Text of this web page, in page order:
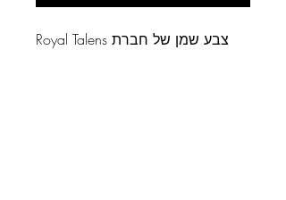
צבע שמן של חברת Royal Talens